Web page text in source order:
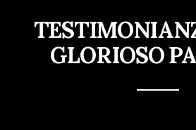
GLORIOSO